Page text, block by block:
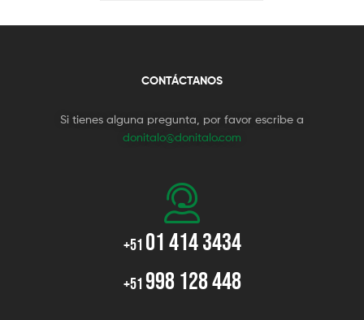
CONTÁCTANOS
Si tienes alguna pregunta, por favor escribe a
donitalo@donitalo.com
+51 01 414 3434
+51 998 128 448